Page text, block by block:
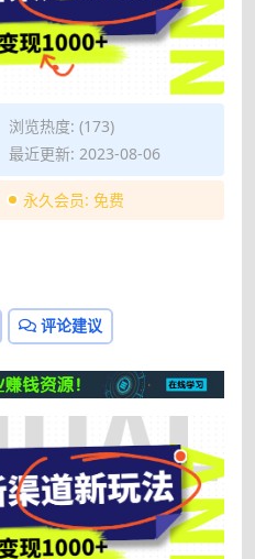
浏览热度: (173)
最近更新: 2023-08-06
永久会员: 免费
评论建议